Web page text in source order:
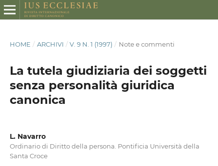
HOME / ARCHIVI / V. 9 N. 1 (1997) / Note e commenti
La tutela giudiziaria dei soggetti
senza personalità giuridica
canonica
L. Navarro
Ordinario di Diritto della persona. Pontificia Università della
Santa Croce